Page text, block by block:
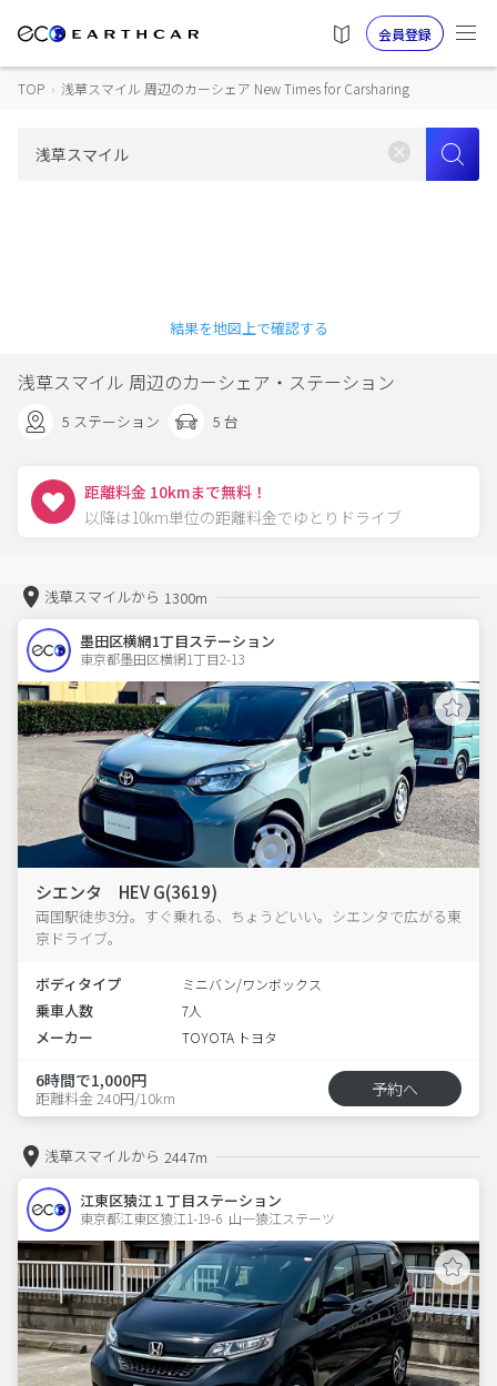
会員登録
TOP › 浅草スマイル 周辺のカーシェア New Times for Carsharing
結果を地図上で確認する
浅草スマイル 周辺のカーシェア・ステーション
5 ステーション 5 台
距離料金 10kmまで無料！
以降は10km単位の距離料金でゆとりドライブ
浅草スマイルから 1300m
墨田区横網1丁目ステーション
東京都墨田区横網1丁目2-13
シエンタ HEV G(3619)
両国駅徒歩3分。すぐ乗れる、ちょうどいい。シエンタで広がる東
京ドライブ。
ボディタイプ ミニバン/ワンボックス
乗車人数 7人
メーカー TOYOTA トヨタ
6時間で1,000円
距離料金 240円/10km 予約へ
浅草スマイルから 2447m
江東区猿江１丁目ステーション
東京都江東区猿江1-19-6  山一猿江ステーツ